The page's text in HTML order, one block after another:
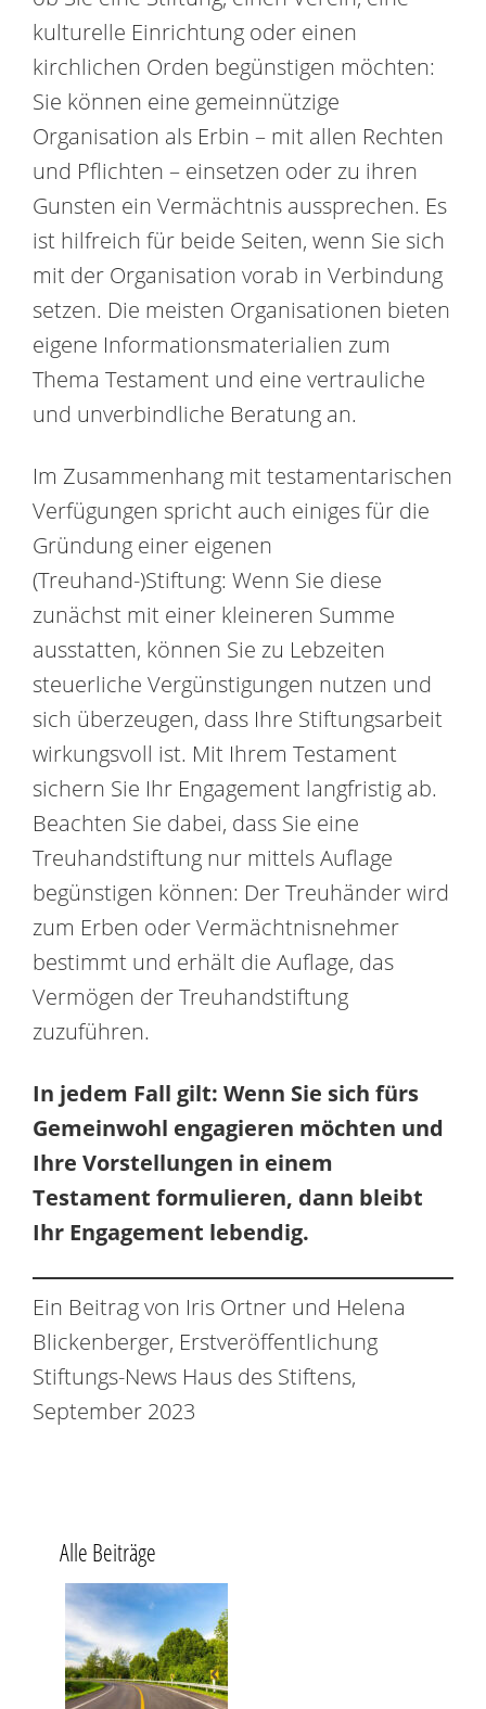
kulturelle Einrichtung oder einen
kirchlichen Orden begünstigen möchten:
Sie können eine gemeinnützige
Organisation als Erbin – mit allen Rechten
und Pflichten – einsetzen oder zu ihren
Gunsten ein Vermächtnis aussprechen. Es
ist hilfreich für beide Seiten, wenn Sie sich
mit der Organisation vorab in Verbindung
setzen. Die meisten Organisationen bieten
eigene Informationsmaterialien zum
Thema Testament und eine vertrauliche
und unverbindliche Beratung an.
Im Zusammenhang mit testamentarischen
Verfügungen spricht auch einiges für die
Gründung einer eigenen
(Treuhand-)Stiftung: Wenn Sie diese
zunächst mit einer kleineren Summe
ausstatten, können Sie zu Lebzeiten
steuerliche Vergünstigungen nutzen und
sich überzeugen, dass Ihre Stiftungsarbeit
wirkungsvoll ist. Mit Ihrem Testament
sichern Sie Ihr Engagement langfristig ab.
Beachten Sie dabei, dass Sie eine
Treuhandstiftung nur mittels Auflage
begünstigen können: Der Treuhänder wird
zum Erben oder Vermächtnisnehmer
bestimmt und erhält die Auflage, das
Vermögen der Treuhandstiftung
zuzuführen.
In jedem Fall gilt: Wenn Sie sich fürs
Gemeinwohl engagieren möchten und
Ihre Vorstellungen in einem
Testament formulieren, dann bleibt
Ihr Engagement lebendig.
Ein Beitrag von Iris Ortner und Helena
Blickenberger, Erstveröffentlichung
Stiftungs-News Haus des Stiftens,
September 2023
Alle Beiträge